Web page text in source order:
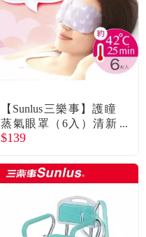
【Sunlus三樂事】護瞳
蒸氣眼罩（6入）清新
無味
$139